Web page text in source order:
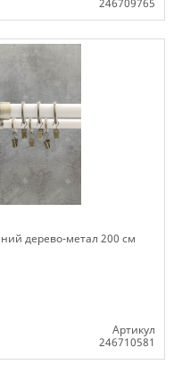
246709765
дерево-метал 200 см
Артикул
246710581